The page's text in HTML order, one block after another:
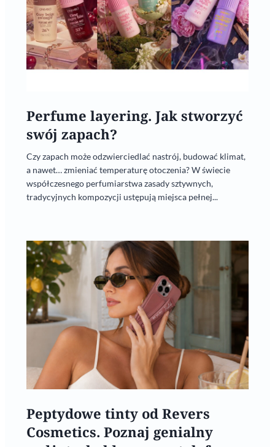
Perfume layering. Jak stworzyć
swój zapach?
Czy zapach może odzwierciedlać nastrój, budować klimat,
a nawet… zmieniać temperaturę otoczenia? W świecie
współczesnego perfumiarstwa zasady sztywnych,
tradycyjnych kompozycji ustępują miejsca pełnej...
Peptydowe tinty od Revers
Cosmetics. Poznaj genialny